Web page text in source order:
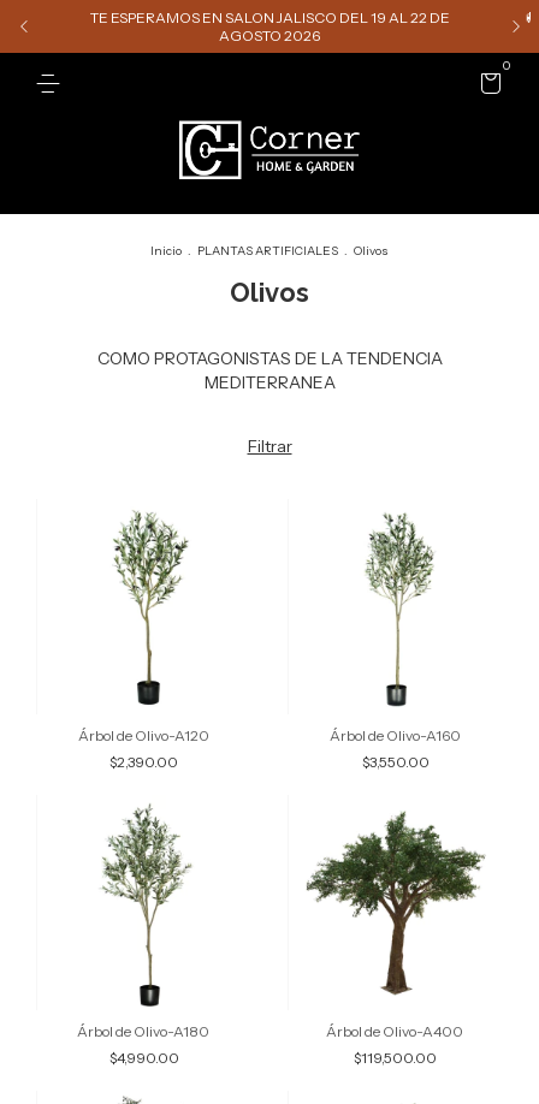
TE ESPERAMOS EN SALON JALISCO DEL 19 AL 22 DE
AGOSTO 2026
0
Inicio . PLANTAS ARTIFICIALES . Olivos
Olivos
COMO PROTAGONISTAS DE LA TENDENCIA
MEDITERRANEA
Filtrar
Árbol de Olivo-A120
$2,390.00
Árbol de Olivo-A160
$3,550.00
Árbol de Olivo-A180
$4,990.00
Árbol de Olivo-A400
$119,500.00